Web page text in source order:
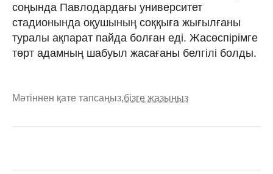
соңында Павлодардағы университет
стадионында оқушының соққыға жығылғаны
туралы ақпарат пайда болған еді. Жасөспірімге
төрт адамның шабуыл жасағаны белгілі болды.
Мәтіннен қате тапсаңыз,бізге жазыңыз